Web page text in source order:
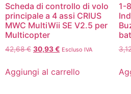
Scheda di controllo di volo
principale a 4 assi CRIUS
MWC MultiWii SE V2.5 per
Multicopter
42,68€ 30,93€ Escluso IVA
Aggiungi al carrello
1-